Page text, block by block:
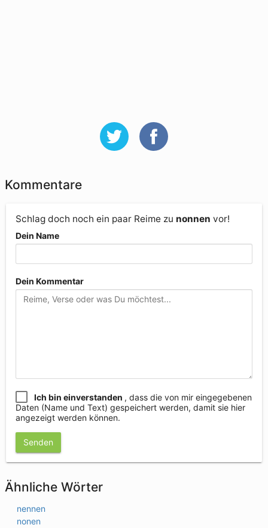
Kommentare
Schlag doch noch ein paar Reime zu nonnen vor!
Dein Name
Dein Kommentar
Ich bin einverstanden , dass die von mir eingegebenen
Daten (Name und Text) gespeichert werden, damit sie hier
angezeigt werden können.
Senden
Ähnliche Wörter
nennen
nonen